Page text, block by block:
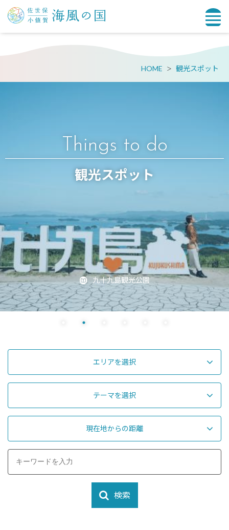
HOME 観光スポット
Things to do
観光スポット
九十九島観光公園
エリアを選択
テーマを選択
現在地からの距離
検索